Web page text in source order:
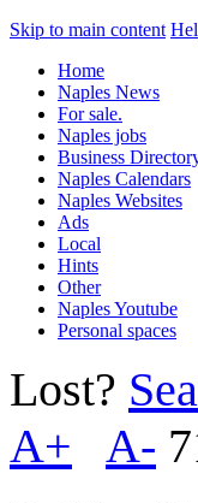
Skip to main content
Home
Naples News
For sale.
Naples jobs
Business
Naples Calendars
Naples Websites
Ads
Local
Hints
Other
Naples Youtube
Personal spaces
Lost?
A+
A-